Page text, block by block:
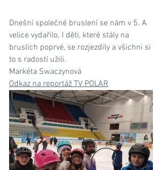
Dnešní společné bruslení se nám v 5. A
velice vydařilo. I děti, které stály na
bruslích poprvé, se rozjezdily a všichni si
to s radostí užili.
Markéta Swaczynová
Odkaz na reportáž TV POLAR